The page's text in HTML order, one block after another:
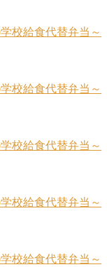
校給食代替弁当～
校給食代替弁当～
校給食代替弁当～
校給食代替弁当～
校給食代替弁当～